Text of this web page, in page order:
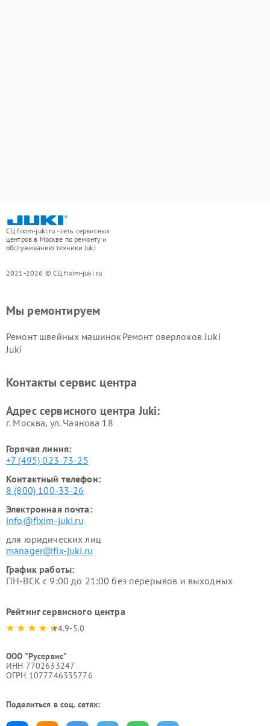
СЦ fixim-juki.ru - сеть сервисных
центров в Москве по ремонту и
обслуживанию техники Juki
2021-2026 © СЦ fixim-juki.ru
Мы ремонтируем
Ремонт швейных машинок
Juki
Ремонт оверлоков Juki
Контакты сервис центра
Адрес сервисного центра Juki:
г. Москва, ул. Чаянова 18
Горячая линия:
+7 (495) 023-73-25
Контактный телефон:
8 (800) 100-33-26
Электронная почта:
info@fixim-juki.ru
для юридических лиц
manager@fix-juki.ru
График работы:
ПН-ВСК с 9:00 до 21:00 без перерывов и выходных
Рейтинг сервисного центра
4.9-5.0
ООО "Русервис"
ИНН 7702633247
ОГРН 1077746335776
Поделиться в соц. сетях: